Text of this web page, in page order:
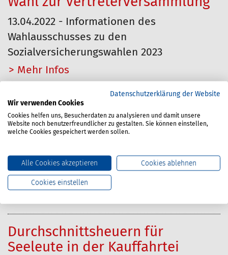
13.04.2022 - Informationen des
Wahlausschusses zu den
Sozialversicherungswahlen 2023
Mehr…
Sitzung des Wahlausschusses der
BG Verkehr zur Sozialwahl 2023
16.03.2022 - Im Jahr 2023 findet die nächste
der 31. Mai 2023. Der Vorstand der BG
Verkehr hat einen Wahlausschuss bestellt.
Durchschnittsheuern für
Seeleute in der Kauffahrtei
Datenschutzerklärung der Website
Wir verwenden Cookies
Cookies helfen uns, Besucherdaten zu analysieren und damit unsere
Website noch benutzerfreundlicher zu gestalten. Sie können einstellen,
welche Cookies gespeichert werden sollen.
Alle Cookies akzeptieren Cookies ablehnen
Cookies einstellen